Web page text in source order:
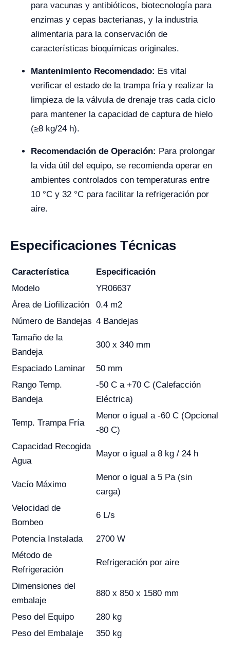
para vacunas y antibióticos, biotecnología para
enzimas y cepas bacterianas, y la industria
alimentaria para la conservación de
características bioquímicas originales.
Mantenimiento Recomendado: Es vital
verificar el estado de la trampa fría y realizar la
limpieza de la válvula de drenaje tras cada ciclo
para mantener la capacidad de captura de hielo
(≥8 kg/24 h).
Recomendación de Operación: Para prolongar
la vida útil del equipo, se recomienda operar en
ambientes controlados con temperaturas entre
10 °C y 32 °C para facilitar la refrigeración por
aire.
Especificaciones Técnicas
Característica
Especificación
Modelo
YR06637
Área de Liofilización
0.4 m2
Número de Bandejas 4 Bandejas
Tamaño de la
Bandeja
300 x 340 mm
Espaciado Laminar
50 mm
Rango Temp.
Bandeja
-50 C a +70 C (Calefacción
Eléctrica)
Temp. Trampa Fría
Menor o igual a -60 C (Opcional
-80 C)
Capacidad Recogida
Agua
Mayor o igual a 8 kg / 24 h
Vacío Máximo
Menor o igual a 5 Pa (sin
carga)
Velocidad de
Bombeo
6 L/s
Potencia Instalada
2700 W
Método de
Refrigeración
Refrigeración por aire
Dimensiones del
embalaje
880 x 850 x 1580 mm
Peso del Equipo
280 kg
Peso del Embalaje
350 kg